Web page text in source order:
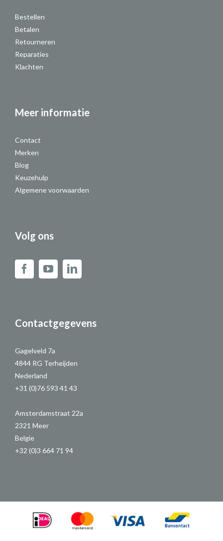
Bestellen
Betalen
Retourneren
Reparaties
Klachten
Meer informatie
Contact
Merken
Blog
Keuzehulp
Algemene voorwaarden
Volg ons
Contactgegevens
Gagelveld 7a
4844 RG Terheijden
Nederland
+31 (0)76 593 41 43
Amsterdamstraat 22a
2321 Meer
Belgie
+32 (0)3 664 71 94